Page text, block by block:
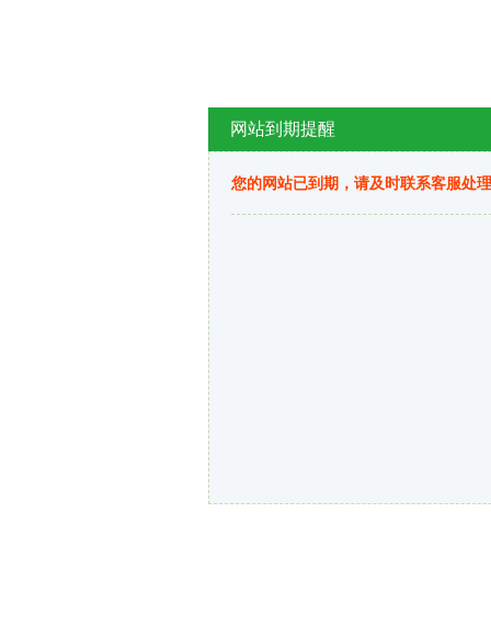
网站到期提醒
您的网站已到期，请及时联系客服处理